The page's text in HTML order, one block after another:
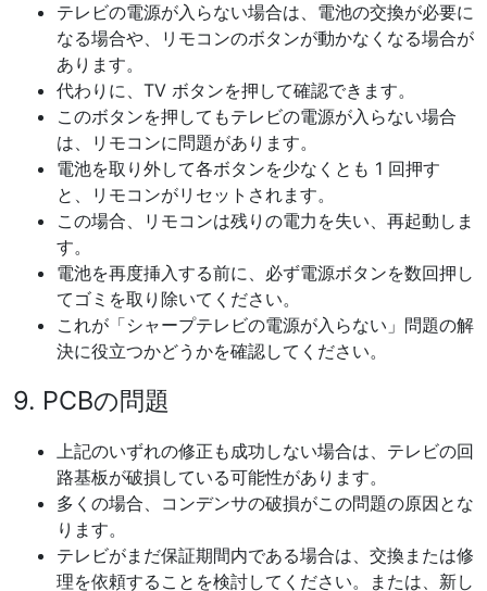
テレビの電源が入らない場合は、電池の交換が必要に
なる場合や、リモコンのボタンが動かなくなる場合が
あります。
代わりに、TV ボタンを押して確認できます。
このボタンを押してもテレビの電源が入らない場合
は、リモコンに問題があります。
電池を取り外して各ボタンを少なくとも 1 回押す
と、リモコンがリセットされます。
この場合、リモコンは残りの電力を失い、再起動しま
す。
電池を再度挿入する前に、必ず電源ボタンを数回押し
てゴミを取り除いてください。
これが「シャープテレビの電源が入らない」問題の解
決に役立つかどうかを確認してください。
9. PCBの問題
上記のいずれの修正も成功しない場合は、テレビの回
路基板が破損している可能性があります。
多くの場合、コンデンサの破損がこの問題の原因とな
ります。
テレビがまだ保証期間内である場合は、交換または修
理を依頼することを検討してください。または、新し